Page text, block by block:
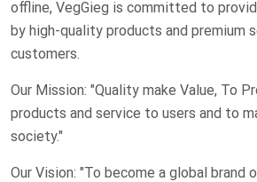
offline, VegGieg is committed to
by high-quality products and premium
customers.
Our Mission: "Quality make Value, To
products and service to users and to
society."
Our Vision: "To become a global brand